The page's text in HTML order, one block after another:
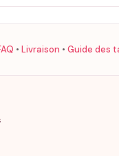
• Livraison • Guide des